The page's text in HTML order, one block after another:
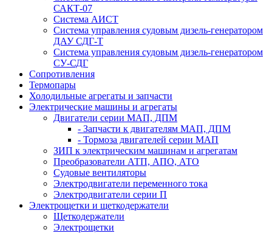
САКТ-07
Система АИСТ
Система управления судовым дизель-генератором
ДАУ СДГ-Т
Система управления судовым дизель-генератором
СУ-СДГ
Сопротивления
Термопары
Холодильные агрегаты и запчасти
Электрические машины и агрегаты
Двигатели серии МАП, ДПМ
- Запчасти к двигателям МАП, ДПМ
- Тормоза двигателей серии МАП
ЗИП к электрическим машинам и агрегатам
Преобразователи АТП, АПО, АТО
Судовые вентиляторы
Электродвигатели переменного тока
Электродвигатели серии П
Электрощетки и щеткодержатели
Щеткодержатели
Электрощетки